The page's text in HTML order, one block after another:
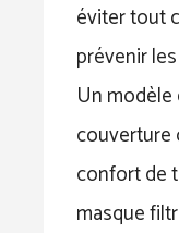
éviter tout
prévenir
Un
couverture
confort de
masque